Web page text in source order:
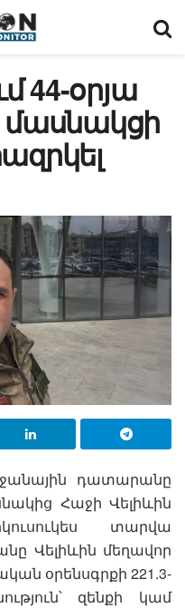
44-օրյա
դատարանը
Հաջի Վելիևին
տարվա
Վելիևին մեղավոր
օրենսգրքի 221.3-
զենքի կամ